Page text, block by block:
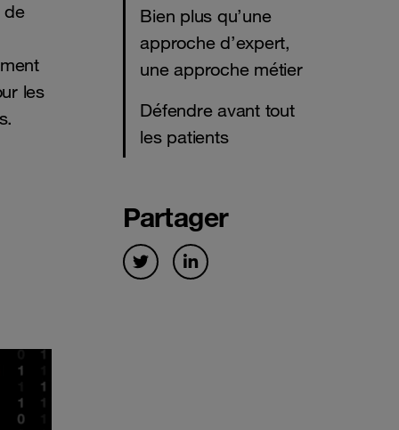
de
les
Bien plus qu’une
approche d’expert,
une approche métier
Défendre avant tout
les patients
Partager